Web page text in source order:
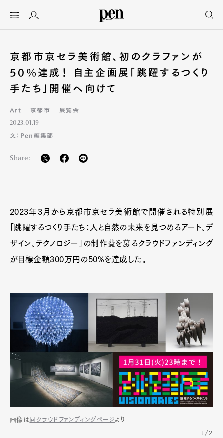
京都市京セラ美術館、初のクラファンが
50%達成！ 自主企画展「跳躍するつくり
手たち」開催へ向けて
Art 京都市 展覧会
2023.01.19
文：Pen編集部
Share:
2023年3月から京都市京セラ美術館で開催される特別展
「跳躍するつくり手たち：人と自然の未来を見つめるアート、デ
ザイン、テクノロジー」の制作費を募るクラウドファンディング
が目標金額300万円の50%を達成した。
画像は同クラウドファンディングページより
1/2